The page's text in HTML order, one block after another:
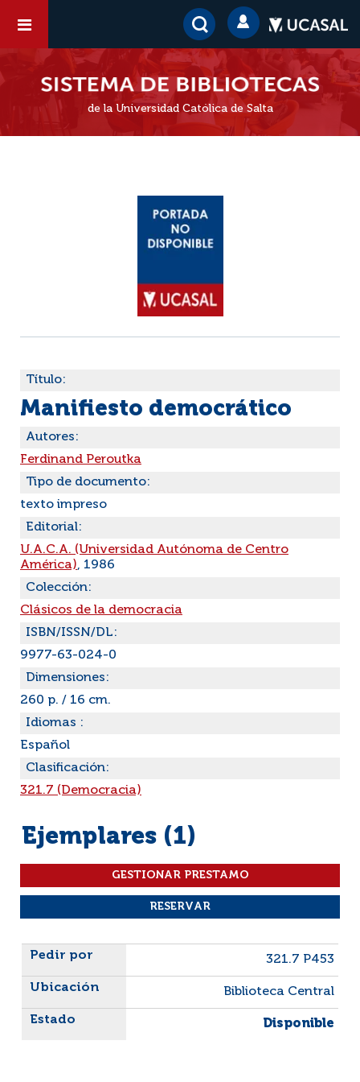
de la Universidad Católica de Salta
Título:
Manifiesto democrático
Autores:
Ferdinand Peroutka
Tipo de documento:
texto impreso
Editorial:
U.A.C.A. (Universidad Autónoma de Centro
América), 1986
Colección:
Clásicos de la democracia
ISBN/ISSN/DL:
9977-63-024-0
Dimensiones:
260 p. / 16 cm.
Idiomas :
Español
Clasificación:
321.7 (Democracia)
Ejemplares (1)
Liste des exemplaires
321.7 P453
Biblioteca Central
Disponible